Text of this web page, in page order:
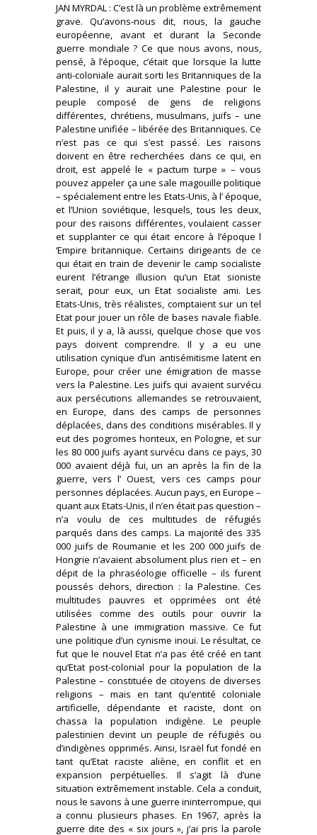
JAN MYRDAL : C’est là un problème extrêmement
grave. Qu’avons-nous dit, nous, la gauche
européenne, avant et durant la Seconde
guerre mondiale ? Ce que nous avons, nous,
pensé, à l’époque, c’était que lorsque la lutte
anti-coloniale aurait sorti les Britanniques de la
Palestine, il y aurait une Palestine pour le
peuple composé de gens de religions
différentes, chrétiens, musulmans, juifs – une
Palestine unifiée – libérée des Britanniques. Ce
n’est pas ce qui s’est passé. Les raisons
doivent en être recherchées dans ce qui, en
droit, est appelé le « pactum turpe » – vous
pouvez appeler ça une sale magouille politique
– spécialement entre les Etats-Unis, à l’ époque,
et l’Union soviétique, lesquels, tous les deux,
pour des raisons différentes, voulaient casser
et supplanter ce qui était encore à l’époque l
‘Empire britannique. Certains dirigeants de ce
qui était en train de devenir le camp socialiste
eurent l’étrange illusion qu’un Etat sioniste
serait, pour eux, un Etat socialiste ami. Les
Etats-Unis, très réalistes, comptaient sur un tel
Etat pour jouer un rôle de bases navale fiable.
Et puis, il y a, là aussi, quelque chose que vos
pays doivent comprendre. Il y a eu une
utilisation cynique d’un antisémitisme latent en
Europe, pour créer une émigration de masse
vers la Palestine. Les juifs qui avaient survécu
aux persécutions allemandes se retrouvaient,
en Europe, dans des camps de personnes
déplacées, dans des conditions misérables. Il y
eut des pogromes honteux, en Pologne, et sur
les 80 000 juifs ayant survécu dans ce pays, 30
000 avaient déjà fui, un an après la fin de la
guerre, vers l’ Ouest, vers ces camps pour
personnes déplacées. Aucun pays, en Europe –
quant aux Etats-Unis, il n’en était pas question –
n’a voulu de ces multitudes de réfugiés
parqués dans des camps. La majorité des 335
000 juifs de Roumanie et les 200 000 juifs de
Hongrie n’avaient absolument plus rien et – en
dépit de la phraséologie officielle – ils furent
poussés dehors, direction : la Palestine. Ces
multitudes pauvres et opprimées ont été
utilisées comme des outils pour ouvrir la
Palestine à une immigration massive. Ce fut
une politique d’un cynisme inouï. Le résultat, ce
fut que le nouvel Etat n’a pas été créé en tant
qu’Etat post-colonial pour la population de la
Palestine – constituée de citoyens de diverses
religions – mais en tant qu’entité coloniale
artificielle, dépendante et raciste, dont on
chassa la population indigène. Le peuple
palestinien devint un peuple de réfugiés ou
d’indigènes opprimés. Ainsi, Israël fut fondé en
tant qu’Etat raciste aliène, en conflit et en
expansion perpétuelles. Il s’agit là d’une
situation extrêmement instable. Cela a conduit,
nous le savons à une guerre ininterrompue, qui
a connu plusieurs phases. En 1967, après la
guerre dite des « six jours », j’ai pris la parole